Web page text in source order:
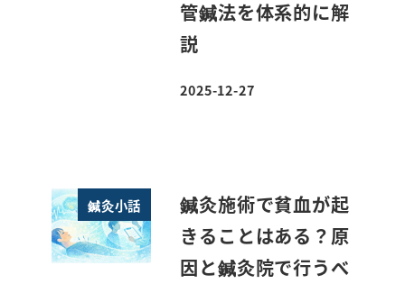
管鍼法を体系的に解
説
投稿日
2025-12-27
鍼灸小話
鍼灸施術で貧血が起
きることはある？原
因と鍼灸院で行うべ